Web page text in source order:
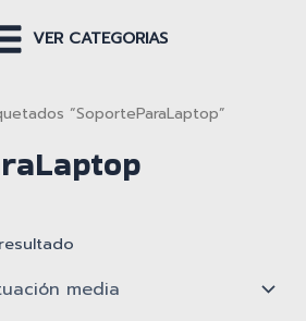
VER CATEGORIAS
“SoporteParaLaptop”